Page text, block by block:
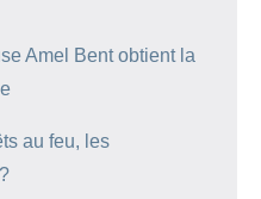
Amel Bent obtient la
au feu, les